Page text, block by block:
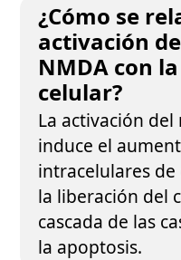
¿Cómo se
activación
NMDA con
celular?
La activación
induce el
intracelulares
la liberación del
cascada de las
la apoptosis.